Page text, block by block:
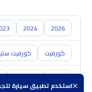
استخدم تطبيق سيارة
2026
2024
كورفيت كورفيت
تويوتا هيونداي